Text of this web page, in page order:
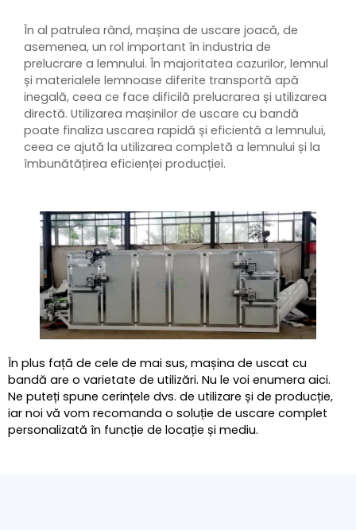
În al patrulea rând, mașina de uscare joacă, de
asemenea, un rol important în industria de
prelucrare a lemnului. În majoritatea cazurilor, lemnul
și materialele lemnoase diferite transportă apă
inegală, ceea ce face dificilă prelucrarea și utilizarea
directă. Utilizarea mașinilor de uscare cu bandă
poate finaliza uscarea rapidă și eficientă a lemnului,
ceea ce ajută la utilizarea completă a lemnului și la
îmbunătățirea eficienței producției.
În plus față de cele de mai sus, mașina de uscat cu
bandă are o varietate de utilizări. Nu le voi enumera aici.
Ne puteți spune cerințele dvs. de utilizare și de producție,
iar noi vă vom recomanda o soluție de uscare complet
personalizată în funcție de locație și mediu.